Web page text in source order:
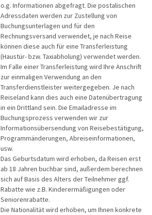
o.g. Informationen abgefragt. Die postalischen
Adressdaten werden zur Zustellung von
Buchungsunterlagen und für den
Rechnungsversand verwendet, je nach Reise
können diese auch für eine Transferleistung
(Haustür- bzw. Taxiabholung) verwendet werden.
Im Falle einer Transferleistung wird Ihre Anschrift
zur einmaligen Verwendung an den
Transferdienstleister weitergegeben. Je nach
Reiseland kann dies auch eine Datenübertragung
in ein Drittland sein. Die Emailadresse im
Buchungsprozess verwenden wir zur
Informationsübersendung von Reisebestätigung,
Programmänderungen, Abreiseinformationen,
usw.
Das Geburtsdatum wird erhoben, da Reisen erst
ab 18 Jahren buchbar sind, außerdem berechnen
sich auf Basis des Alters der Teilnehmer ggf.
Rabatte wie z.B. Kinderermäßigungen oder
Seniorenrabatte.
Die Nationalität wird erhoben, um Ihnen konkrete